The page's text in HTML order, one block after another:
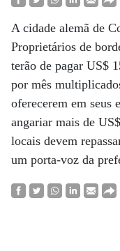
A cidade alemã de
Proprietários de
terão de pagar US$
por mês
oferecerem em seus
angariar mais de
locais devem
um porta-voz da